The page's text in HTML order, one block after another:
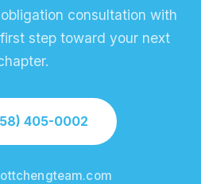
consultation with
step toward your next
405-0002